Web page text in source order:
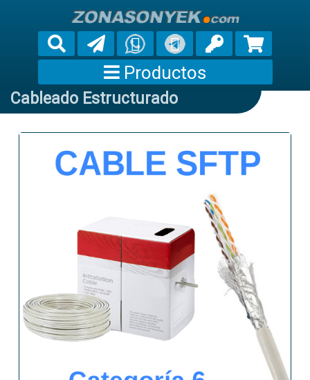
Productos
Cableado Estructurado